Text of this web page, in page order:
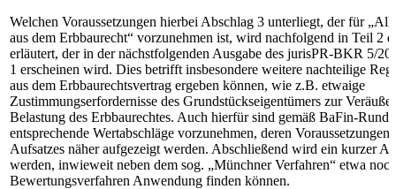
Welchen Voraussetzungen hierbei Abschlag 3 unterliegt, der für
aus dem Erbbaurecht“ vorzunehmen ist, wird nachfolgend in Teil 2
erläutert, der in der nächstfolgenden Ausgabe des jurisPR-BKR 5/
1 erscheinen wird. Dies betrifft insbesondere weitere nachteilige
aus dem Erbbaurechtsvertrag ergeben können, wie z.B. etwaige
Zustimmungserfordernisse des Grundstückseigentümers zur
Belastung des Erbbaurechtes. Auch hierfür sind gemäß BaFin-
entsprechende Wertabschläge vorzunehmen, deren Voraussetzungen
Aufsatzes näher aufgezeigt werden. Abschließend wird ein kurzer
werden, inwieweit neben dem sog. „Münchner Verfahren“ etwa
Bewertungsverfahren Anwendung finden können.